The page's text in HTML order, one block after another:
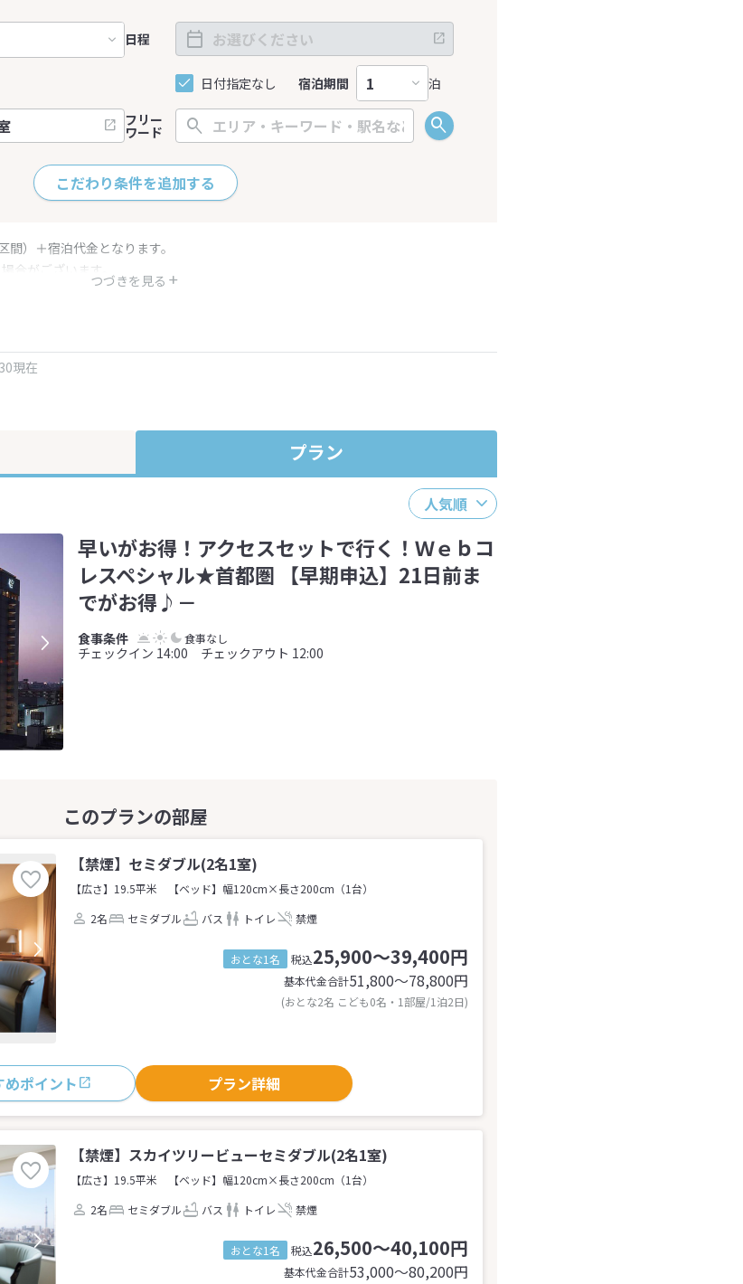
日程
日付指定なし 宿泊期間
泊
フリー
ワード
こだわり条件を追加する
つづきを見る
）＋宿泊代金となります。
合がございます。
一定時間ごとに更新されます。最終確認画面でご確認ください。
現在
プラン
人気順
早いがお得！アクセスセットで行く！Ｗｅｂコ
レスペシャル★首都圏 【早期申込】21日前ま
でがお得♪－
食事なし
チェックイン 14:00 チェックアウト 12:00
【禁煙】セミダブル(2名1室)
【広さ】19.5平米
【ベッド】幅120cm×長さ200cm（1台）
2名
セミダブル バス トイレ 禁煙
おとな1名 税込25,900～39,400円
基本代金合計51,800〜78,800円
(おとな2名 こども0名・1部屋/1泊2日)
めポイント プラン詳細
【禁煙】スカイツリービューセミダブル(2名1室)
【広さ】19.5平米
【ベッド】幅120cm×長さ200cm（1台）
2名
セミダブル バス トイレ 禁煙
おとな1名 税込26,500～40,100円
基本代金合計53,000〜80,200円